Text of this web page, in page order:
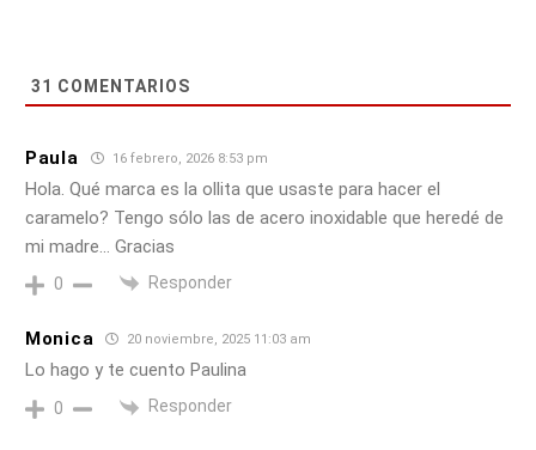
31 COMENTARIOS
Paula 16 febrero, 2026 8:53 pm
Hola. Qué marca es la ollita que usaste para hacer el
caramelo? Tengo sólo las de acero inoxidable que heredé de
mi madre… Gracias
0 Responder
Monica 20 noviembre, 2025 11:03 am
Lo hago y te cuento Paulina
0 Responder